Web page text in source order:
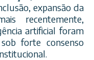
expansão da
recentemente,
artificial foram
forte consenso